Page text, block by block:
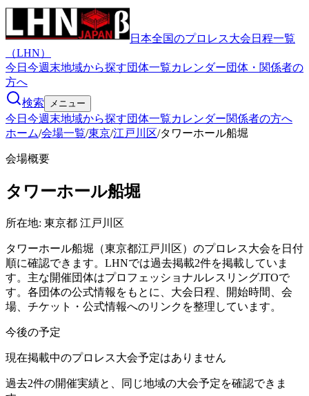
日本全国のプロレス大会日程一覧
（LHN）
今日 今週末地域から探す団体一覧カレンダー団体・関係者の
方へ
検索
メニュー
今日 今週末地域から探す団体一覧カレンダー関係者の方へ
ホーム/会場一覧/東京/江戸川区/タワーホール船堀
会場概要
タワーホール船堀
所在地: 東京都 江戸川区
タワーホール船堀（東京都江戸川区）のプロレス大会を日付
順に確認できます。LHNでは過去掲載2件を掲載していま
す。主な開催団体はプロフェッショナルレスリングJTOで
す。各団体の公式情報をもとに、大会日程、開始時間、会
場、チケット・公式情報へのリンクを整理しています。
今後の予定
現在掲載中のプロレス大会予定はありません
過去2件の開催実績と、同じ地域の大会予定を確認できま